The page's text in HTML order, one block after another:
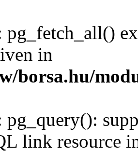
pg_fetch_all()
in
borsa.hu/
pg_query():
link resource